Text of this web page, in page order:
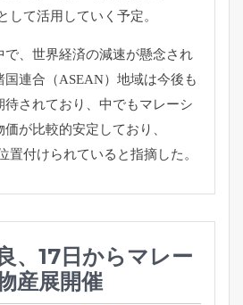
して活用していく予定。
で、世界経済の減速が懸念され
国連合（ASEAN）地域は今後も
待されており、中でもマレーシ
が比較的安定しており、
置付けられていると指摘した。
、17日からマレー
産展開催